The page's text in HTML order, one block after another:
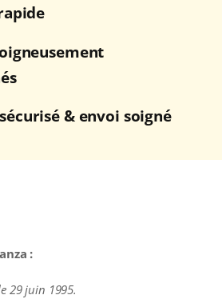
& envoi soigné
:
29 juin 1995.